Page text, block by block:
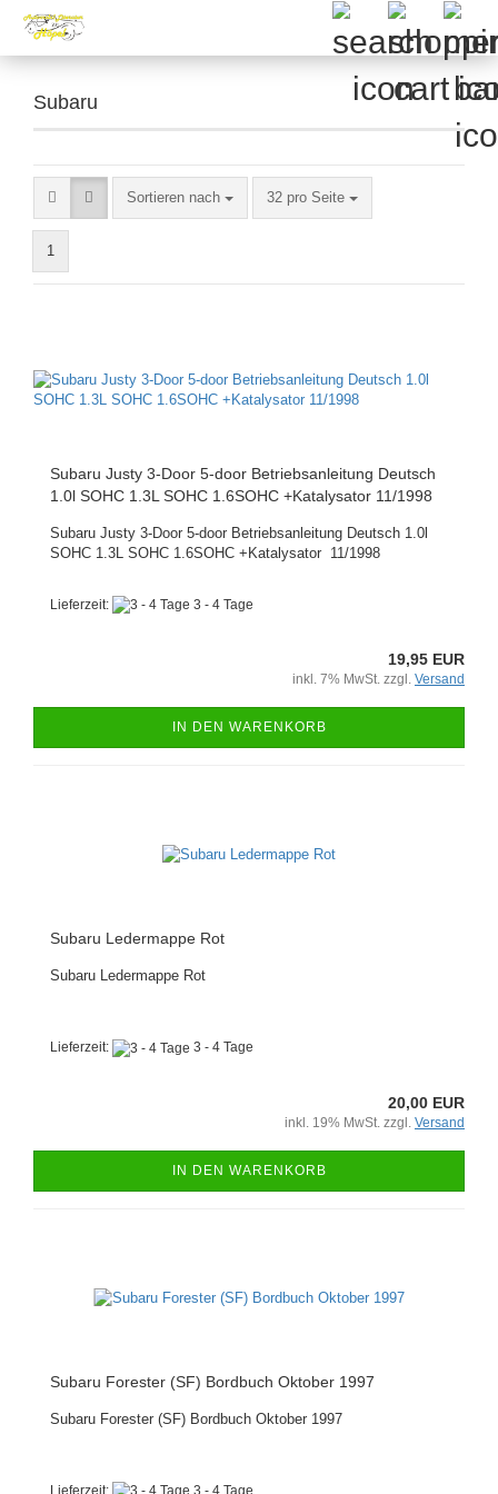
Subaru
Sortieren nach
Sortieren nach 32 pro Seite
pro Seite
1
Subaru Justy 3-Door 5-door Betriebsanleitung Deutsch
1.0l SOHC 1.3L SOHC 1.6SOHC +Katalysator 11/1998
Subaru Justy 3-Door 5-door Betriebsanleitung Deutsch 1.0l
SOHC 1.3L SOHC 1.6SOHC +Katalysator 11/1998
Lieferzeit: 3 - 4 Tage
19,95 EUR
inkl. 7% MwSt. zzgl. Versand
IN DEN WARENKORB
Subaru Ledermappe Rot
Subaru Ledermappe Rot
Lieferzeit: 3 - 4 Tage
20,00 EUR
inkl. 19% MwSt. zzgl. Versand
IN DEN WARENKORB
Subaru Forester (SF) Bordbuch Oktober 1997
Subaru Forester (SF) Bordbuch Oktober 1997
Lieferzeit: 3 - 4 Tage